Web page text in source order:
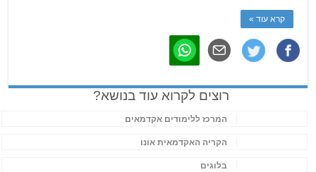
קרא עוד »
רוצים לקרוא עוד בנושא?
המרכז ללימודים אקדמאים
הקריה האקדמאית אונו
בלוגים